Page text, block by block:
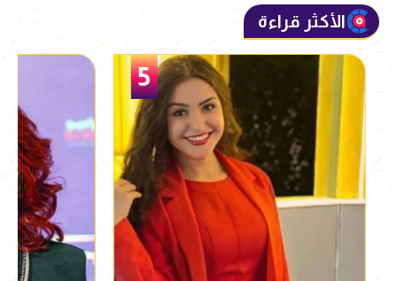
الأكثر قراءة
5